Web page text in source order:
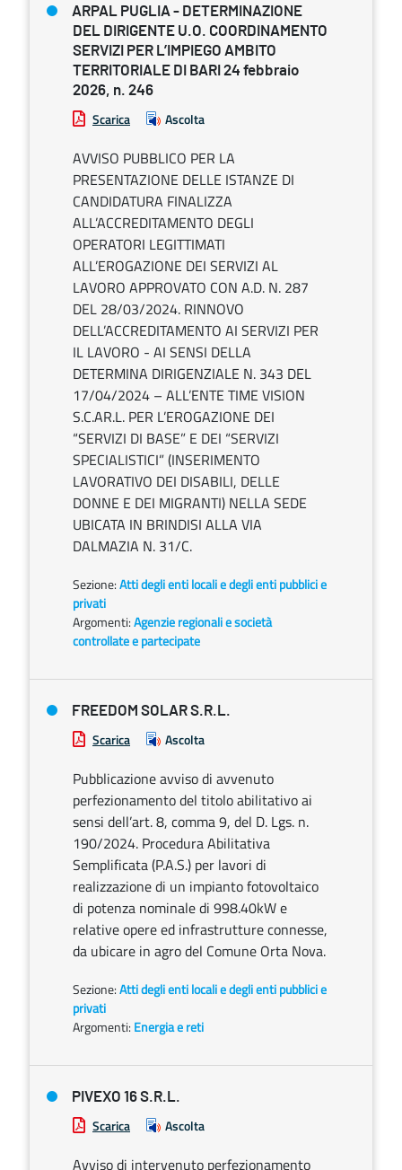
ARPAL PUGLIA - DETERMINAZIONE
DEL DIRIGENTE U.O. COORDINAMENTO
SERVIZI PER L’IMPIEGO AMBITO
TERRITORIALE DI BARI 24 febbraio
2026, n. 246
Scarica Ascolta
AVVISO PUBBLICO PER LA
PRESENTAZIONE DELLE ISTANZE DI
CANDIDATURA FINALIZZA
ALL’ACCREDITAMENTO DEGLI
OPERATORI LEGITTIMATI
ALL’EROGAZIONE DEI SERVIZI AL
LAVORO APPROVATO CON A.D. N. 287
DEL 28/03/2024. RINNOVO
DELL’ACCREDITAMENTO AI SERVIZI PER
IL LAVORO - AI SENSI DELLA
DETERMINA DIRIGENZIALE N. 343 DEL
17/04/2024 – ALL’ENTE TIME VISION
S.C.AR.L. PER L’EROGAZIONE DEI
“SERVIZI DI BASE” E DEI “SERVIZI
SPECIALISTICI” (INSERIMENTO
LAVORATIVO DEI DISABILI, DELLE
DONNE E DEI MIGRANTI) NELLA SEDE
UBICATA IN BRINDISI ALLA VIA
DALMAZIA N. 31/C.
Sezione:Atti degli enti locali e degli enti pubblici e
privati
Argomenti:Agenzie regionali e società
controllate e partecipate
FREEDOM SOLAR S.R.L.
Scarica Ascolta
Pubblicazione avviso di avvenuto
perfezionamento del titolo abilitativo ai
sensi dell’art. 8, comma 9, del D. Lgs. n.
190/2024. Procedura Abilitativa
Semplificata (P.A.S.) per lavori di
realizzazione di un impianto fotovoltaico
di potenza nominale di 998.40kW e
relative opere ed infrastrutture connesse,
da ubicare in agro del Comune Orta Nova.
Sezione:Atti degli enti locali e degli enti pubblici e
privati
Argomenti: Energia e reti
PIVEXO 16 S.R.L.
Scarica Ascolta
Avviso di intervenuto perfezionamento